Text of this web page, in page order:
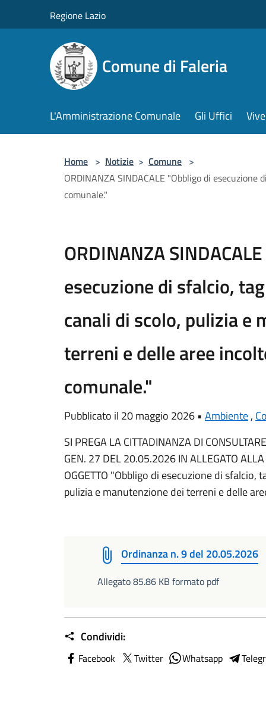
Regione Lazio
Comune di Faleria
L'Amministrazione Comunale Gli Uffici
Home > Notizie > Comune >
ORDINANZA SINDACALE "Obbligo di
comunale."
ORDINANZA
esecuzione di sfalcio,
canali di scolo, pulizia e
terreni e delle aree
comunale."
Pubblicato il 20 maggio 2026 • Ambiente,
SI PREGA LA CITTADINANZA DI
GEN. 27 DEL 20.05.2026 IN ALLEGATO
OGGETTO "Obbligo di esecuzione di sfalcio,
pulizia e manutenzione dei terreni e delle
Ordinanza n. 9 del 20.05.2026
Allegato 85.86 KB formato pdf
Condividi:
Facebook Twitter Whatsapp